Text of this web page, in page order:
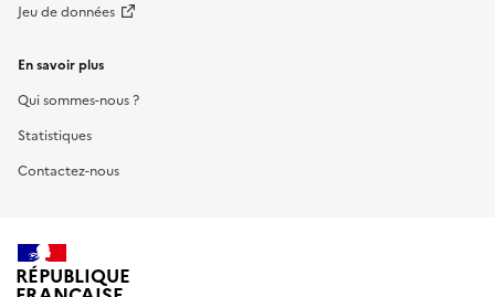
Jeu de données
En savoir plus
Qui sommes-nous ?
Statistiques
Contactez-nous
RÉPUBLIQUE